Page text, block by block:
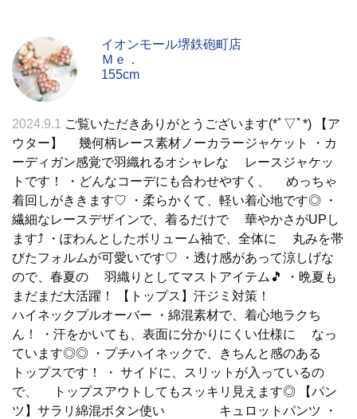
イオンモール堺鉄砲町店
Ｍｅ．
155cm
2024.9.1
ご覧いただきありがとうございます(*ﾟ▽ﾟ*) 【ア
ウター】 幾何柄レース素材ノーカラージャケット ・カ
ーディガン感覚で羽織れるオシャレな レースジャケッ
トです！ ・どんなコーデにも合わせやすく、 めっちゃ
着回しがききます♡ ・柔らかくて、軽い着心地です◎ ・
繊細なレースデザインで、着るだけで 華やかさがUPし
ます⤴︎ ・ぽわんとしたボリューム袖で、全体に 丸みを帯
びたフォルムが可愛いです♡ ・透け感があって涼しげな
ので、春夏の 羽織りとしてマストアイテム🎵 ・晩夏も
まだまだ大活躍！ 【トップス】汗ジミ対策！
ハイネックプルオーバー ・綿混素材で、着心地ラクち
ん！ ・汗をかいても、表面に分かりにくい仕様に なっ
ています◎◎ ・プチハイネックで、きちんと感のある
トップスです！ ・ サイドに、スリットが入っているの
で、 トップスアウトしてもスッキリ見えます◎ 【パン
ツ】サラリ綿混ボタン使い キュロットパンツ ・